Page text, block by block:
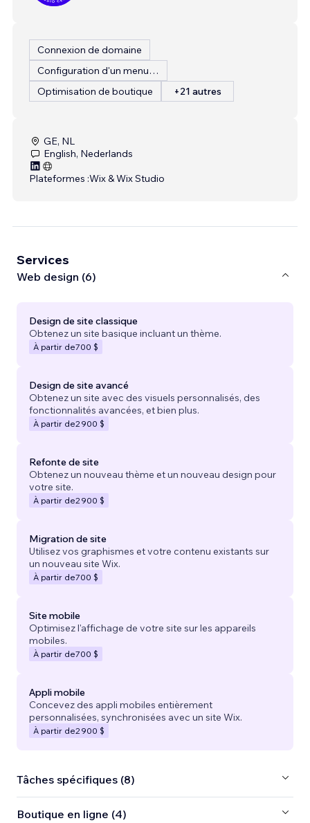
Connexion de domaine
Configuration d'un menu de restaurant
Optimisation de boutique
+21 autres
GE, NL
English, Nederlands
Plateformes :Wix & Wix Studio
Services
Web design (6)
Design de site classique
Obtenez un site basique incluant un thème.
À partir de700 $
Design de site avancé
Obtenez un site avec des visuels personnalisés, des
fonctionnalités avancées, et bien plus.
À partir de2 900 $
Refonte de site
Obtenez un nouveau thème et un nouveau design pour
votre site.
À partir de2 900 $
Migration de site
Utilisez vos graphismes et votre contenu existants sur
un nouveau site Wix.
À partir de700 $
Site mobile
Optimisez l'affichage de votre site sur les appareils
mobiles.
À partir de700 $
Appli mobile
Concevez des appli mobiles entièrement
personnalisées, synchronisées avec un site Wix.
À partir de2 900 $
Tâches spécifiques (8)
Boutique en ligne (4)